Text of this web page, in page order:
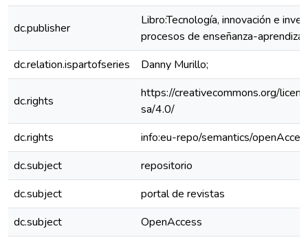
dc.publisher
Libro:Tecnología, innovación e
procesos de enseñanza-
dc.relation.ispartofseries
Danny Murillo;
dc.rights
https://creativecommons.org/
sa/4.0/
dc.rights
info:eu-repo/semantics/
dc.subject
repositorio
dc.subject
portal de revistas
dc.subject
OpenAccess